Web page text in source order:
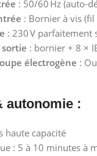
: 50/60 Hz (auto-
: Bornier à vis (fil
: 230 V parfaitement
: bornier + 8 ×
électrogène :
autonomie :
haute capacité
: 5 à 10 minutes à